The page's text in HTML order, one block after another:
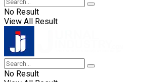
No Result
View All Result
No Result